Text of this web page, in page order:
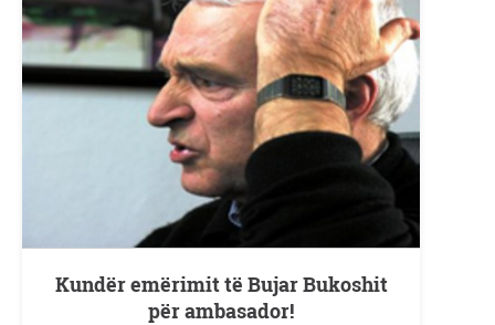
Kundër emërimit të Bujar Bukoshit
për ambasador!